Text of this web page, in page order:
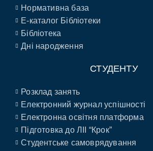
Нормативна база
E-каталог Бібліотеки
Бібліотека
Дні народження
СТУДЕНТУ
Розклад занять
Електронний журнал успішності
Електронна освітня платформа
Підготовка до ЛІІ “Крок”
Студентське самоврядування